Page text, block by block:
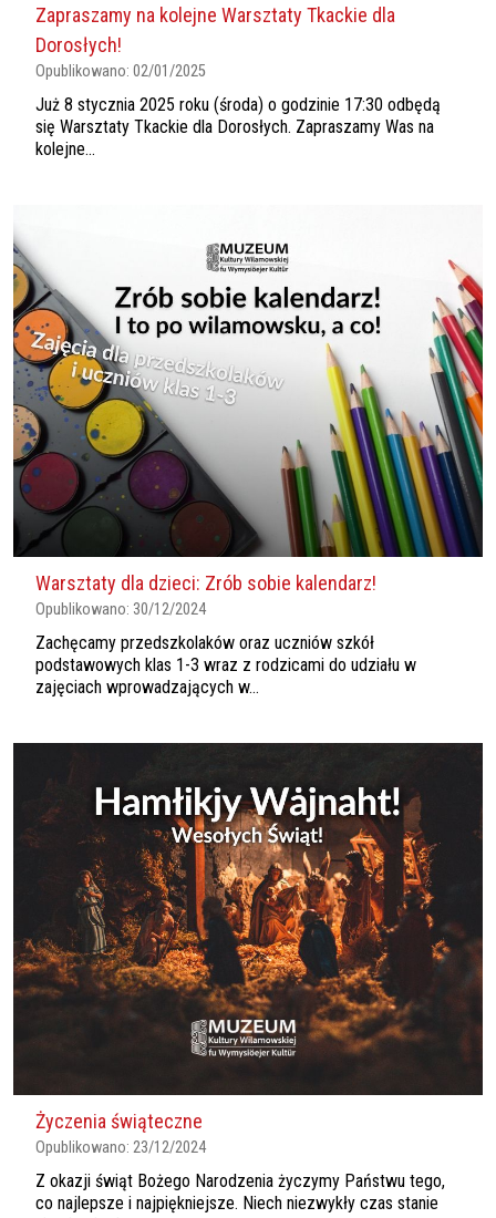
Zapraszamy na kolejne Warsztaty Tkackie dla
Dorosłych!
Opublikowano: 02/01/2025
Już 8 stycznia 2025 roku (środa) o godzinie 17:30 odbędą
się Warsztaty Tkackie dla Dorosłych. Zapraszamy Was na
kolejne...
Warsztaty dla dzieci: Zrób sobie kalendarz!
Opublikowano: 30/12/2024
Zachęcamy przedszkolaków oraz uczniów szkół
podstawowych klas 1-3 wraz z rodzicami do udziału w
zajęciach wprowadzających w...
Życzenia świąteczne
Opublikowano: 23/12/2024
Z okazji świąt Bożego Narodzenia życzymy Państwu tego,
co najlepsze i najpiękniejsze. Niech niezwykły czas stanie